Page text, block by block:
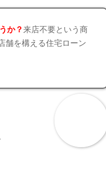
か？来店不要という商
舗を構える住宅ローン